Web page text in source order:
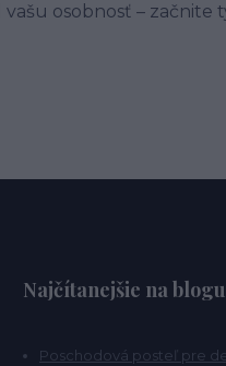
osobnosť – začnite
Najčítanejšie na blogu
Poschodová posteľ pre